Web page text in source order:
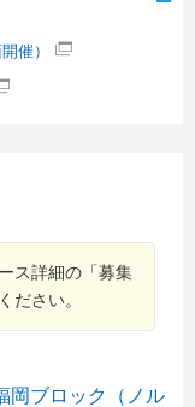
催）
ス詳細の「募集
ださい。
岡ブロック（ノル